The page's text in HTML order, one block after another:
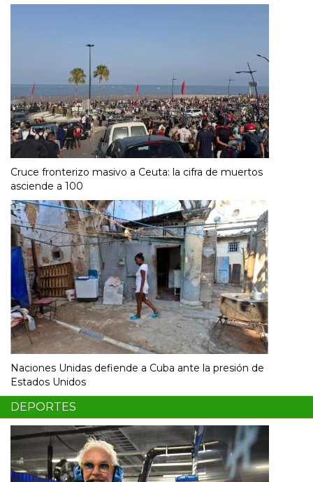
Cruce fronterizo masivo a Ceuta: la cifra de muertos
asciende a 100
Naciones Unidas defiende a Cuba ante la presión de
Estados Unidos
DEPORTES